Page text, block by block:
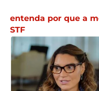
entenda por que a
STF